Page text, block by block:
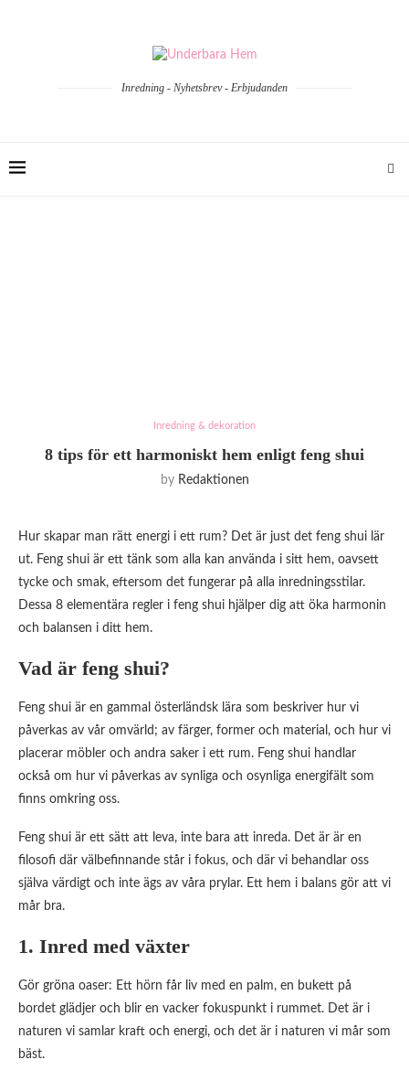
Inredning - Nyhetsbrev - Erbjudanden
Inredning & dekoration
8 tips för ett harmoniskt hem enligt feng shui
by Redaktionen
Hur skapar man rätt energi i ett rum? Det är just det feng shui lär
ut. Feng shui är ett tänk som alla kan använda i sitt hem, oavsett
tycke och smak, eftersom det fungerar på alla inredningsstilar.
Dessa 8 elementära regler i feng shui hjälper dig att öka harmonin
och balansen i ditt hem.
Vad är feng shui?
Feng shui är en gammal österländsk lära som beskriver hur vi
påverkas av vår omvärld; av färger, former och material, och hur vi
placerar möbler och andra saker i ett rum. Feng shui handlar
också om hur vi påverkas av synliga och osynliga energifält som
finns omkring oss.
Feng shui är ett sätt att leva, inte bara att inreda. Det är är en
filosofi där välbefinnande står i fokus, och där vi behandlar oss
själva värdigt och inte ägs av våra prylar. Ett hem i balans gör att vi
mår bra.
1. Inred med växter
Gör gröna oaser: Ett hörn får liv med en palm, en bukett på
bordet glädjer och blir en vacker fokuspunkt i rummet. Det är i
naturen vi samlar kraft och energi, och det är i naturen vi mår som
bäst.